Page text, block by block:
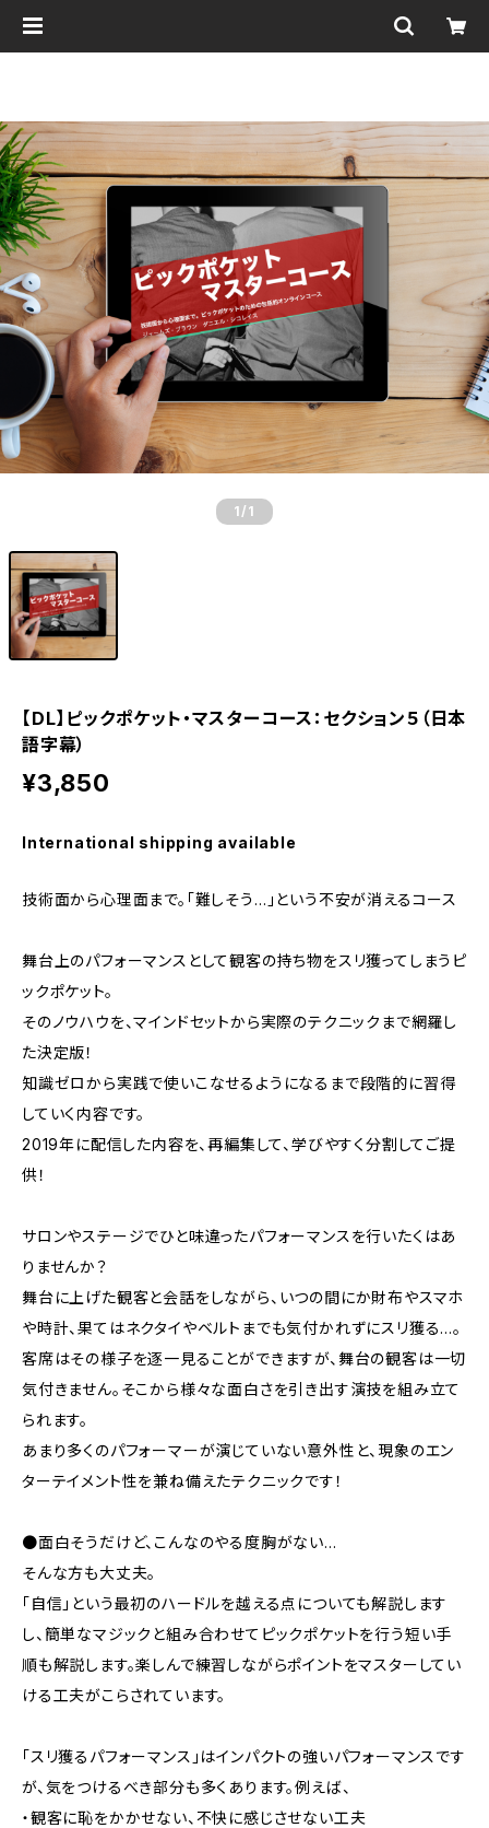
1 /1
【DL】ピックポケット・マスターコース：セクション５（日本
語字幕）
¥3,850
International shipping available
技術面から心理面まで。「難しそう…」という不安が消えるコース
舞台上のパフォーマンスとして観客の持ち物をスリ獲ってしまうピ
ックポケット。
そのノウハウを、マインドセットから実際のテクニックまで網羅し
た決定版！
知識ゼロから実践で使いこなせるようになるまで段階的に習得
していく内容です。
2019年に配信した内容を、再編集して、学びやすく分割してご提
供！
サロンやステージでひと味違ったパフォーマンスを行いたくはあ
りませんか？
舞台に上げた観客と会話をしながら、いつの間にか財布やスマホ
や時計、果てはネクタイやベルトまでも気付かれずにスリ獲る…。
客席はその様子を逐一見ることができますが、舞台の観客は一切
気付きません。そこから様々な面白さを引き出す演技を組み立て
られます。
あまり多くのパフォーマーが演じていない意外性と、現象のエン
ターテイメント性を兼ね備えたテクニックです！
●面白そうだけど、こんなのやる度胸がない…
そんな方も大丈夫。
「自信」という最初のハードルを越える点についても解説します
し、簡単なマジックと組み合わせてピックポケットを行う短い手
順も解説します。楽しんで練習しながらポイントをマスターしてい
ける工夫がこらされています。
「スリ獲るパフォーマンス」はインパクトの強いパフォーマンスです
が、気をつけるべき部分も多くあります。例えば、
・観客に恥をかかせない、不快に感じさせない工夫